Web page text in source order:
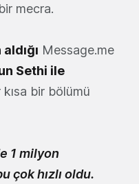
mecra.
Message.me
Sethi ile
kısa bir bölümü
1 milyon
çok hızlı oldu.